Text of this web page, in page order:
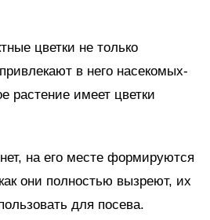
цветки не только
в него насекомых-
растение имеет цветки
на его месте формируются
они полностью вызреют, их
для посева.